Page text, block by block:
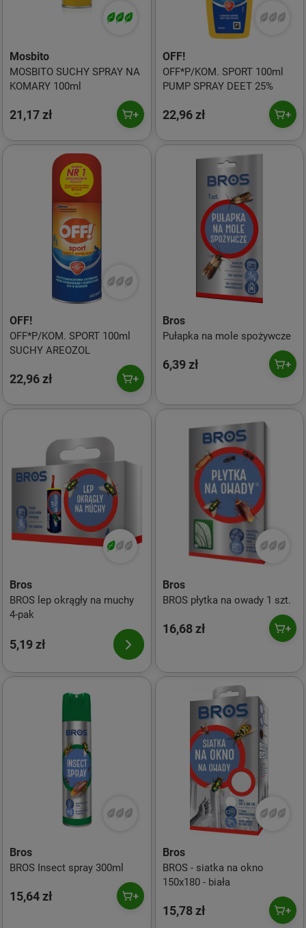
Mosbito
MOSBITO SUCHY SPRAY NA
KOMARY 100ml
21,17 zł
OFF!
OFF*P/KOM. SPORT 100ml
PUMP SPRAY DEET 25%
22,96 zł
OFF!
OFF*P/KOM. SPORT 100ml
SUCHY AREOZOL
22,96 zł
Bros
Pułapka na mole spożywcze
6,39 zł
Bros
BROS lep okrągły na muchy
4-pak
5,19 zł
Bros
BROS płytka na owady 1 szt.
16,68 zł
Bros
BROS Insect spray 300ml
15,64 zł
Bros
BROS - siatka na okno
150x180 - biała
15,78 zł